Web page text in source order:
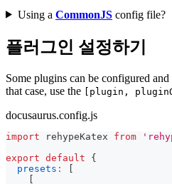
Using a CommonJSconfig file?
플러그인 설정하기
Some plugins can be configured
that case, use the
[plugin,
docusaurus.config.js
import rehypeKatex from
export default
{
presets :